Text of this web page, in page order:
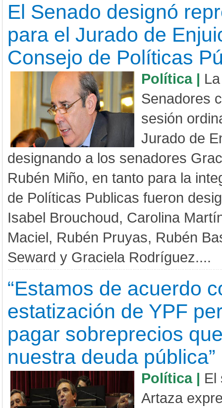
El Senado designó
para el Jurado de
Consejo de Políticas
Política |
Senadores
sesión
Jurado de
designando a los senadores
Rubén Miño, en tanto para la
de Políticas Publicas fueron
Isabel Brouchoud, Carolina
Maciel, Rubén Pruyas, Rubén
Seward y Graciela Rodríguez....
“Estamos de acuerdo
estatización de YPF
pagar sobreprecios
nuestra deuda pública”
Política | El
Artaza